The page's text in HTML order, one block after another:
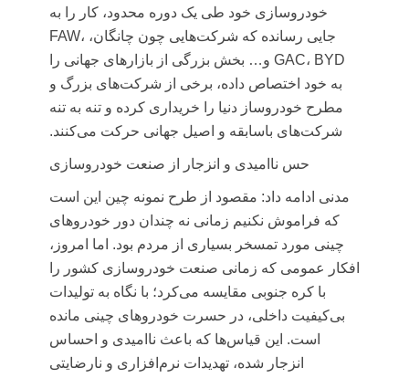
خودروسازی خود طی یک دوره محدود، کار را به
جایی رسانده که شرکت‌هایی چون چانگان، FAW،
GAC، BYD و… بخش بزرگی از بازارهای جهانی را
به خود اختصاص داده‌، برخی از شرکت‌های بزرگ و
مطرح خودروساز دنیا را خریداری کرده و تنه به تنه
شرکت‌های باسابقه و اصیل جهانی حرکت می‌کنند.
حس ناامیدی و انزجار از صنعت خودروسازی
مدنی ادامه داد: مقصود از طرح نمونه چین این است
که فراموش نکنیم زمانی نه چندان دور خودروهای
چینی مورد تمسخر بسیاری از مردم بود. اما امروز،
افکار عمومی که زمانی صنعت خودروسازی کشور را
با کره جنوبی مقایسه می‌کرد؛ با نگاه به تولیدات
بی‌کیفیت داخلی، در حسرت خودروهای چینی مانده
است. این قیاس‌ها که باعث ناامیدی و احساس
انزجار شده، تهدیدات نرم‌افزاری و نارضایتی